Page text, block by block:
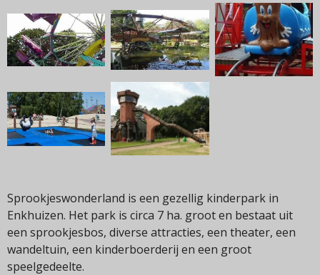
Sprookjeswonderland is een gezellig kinderpark in
Enkhuizen. Het park is circa 7 ha. groot en bestaat uit
een sprookjesbos, diverse attracties, een theater, een
wandeltuin, een kinderboerderij en een groot
speelgedeelte.